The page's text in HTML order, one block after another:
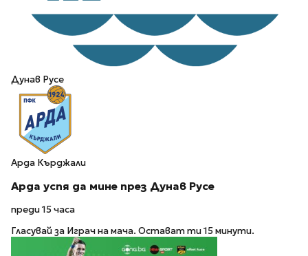
Дунав Русе
Арда Кърджали
Арда успя да мине през Дунав Русе
преди 15 часа
Гласувай за Играч на мача. Остават ти 15 минути.